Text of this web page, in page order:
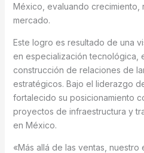
México, evaluando crecimiento,
mercado.
Este logro es resultado de una
en especialización tecnológica,
construcción de relaciones de
estratégicos. Bajo el liderazgo
fortalecido su posicionamiento
proyectos de infraestructura y
en México.
«Más allá de las ventas,